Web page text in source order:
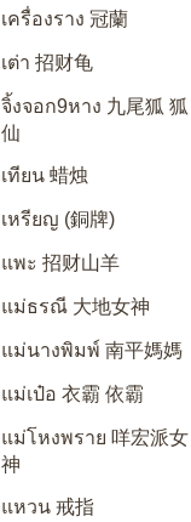
เครื่องราง 冠蘭
เต่า 招财龟
จิ้งจอก9หาง 九尾狐 狐
仙
เทียน 蜡烛
เหรียญ (銅牌)
แพะ 招财山羊
แม่ธรณี 大地女神
แม่นางพิมพ์ 南平媽媽
แม่เป๋อ 衣霸 依霸
แม่โหงพราย 咩宏派女
神
แหวน 戒指